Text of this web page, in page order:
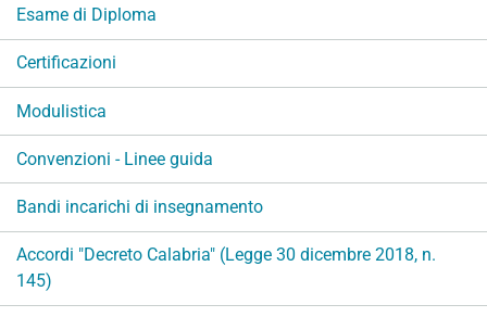
Esame di Diploma
Certificazioni
Modulistica
Convenzioni - Linee guida
Bandi incarichi di insegnamento
Accordi "Decreto Calabria" (Legge 30 dicembre 2018, n.
145)